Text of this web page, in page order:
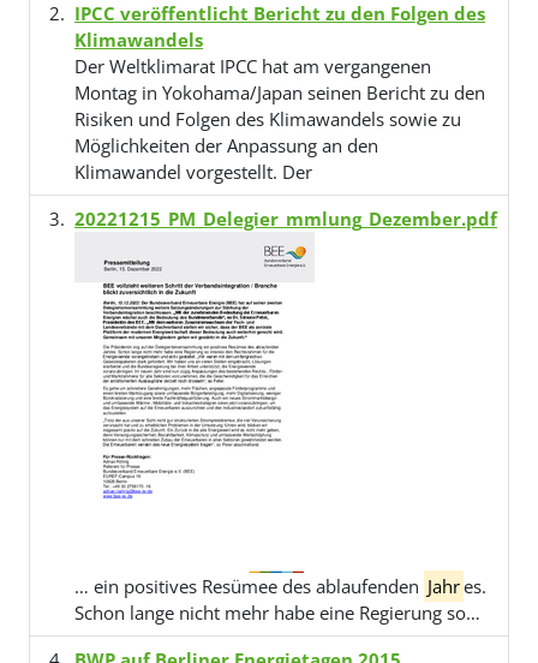
IPCC veröffentlicht Bericht zu den Folgen des
Klimawandels
Der Weltklimarat IPCC hat am vergangenen
Montag in Yokohama/Japan seinen Bericht zu den
Risiken und Folgen des Klimawandels sowie zu
Möglichkeiten der Anpassung an den
Klimawandel vorgestellt. Der
20221215_PM_Delegier_mmlung_Dezember.pdf
… ein positives Resümee des ablaufenden Jahres.
Schon lange nicht mehr habe eine Regierung so…